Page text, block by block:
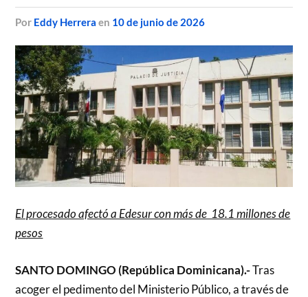
por Eddy Herrera en 10 de junio de 2026
El procesado afectó a Edesur con más de 18.1 millones de
pesos
SANTO DOMINGO (República Dominicana).-Tras
acoger el pedimento del Ministerio Público, a través de